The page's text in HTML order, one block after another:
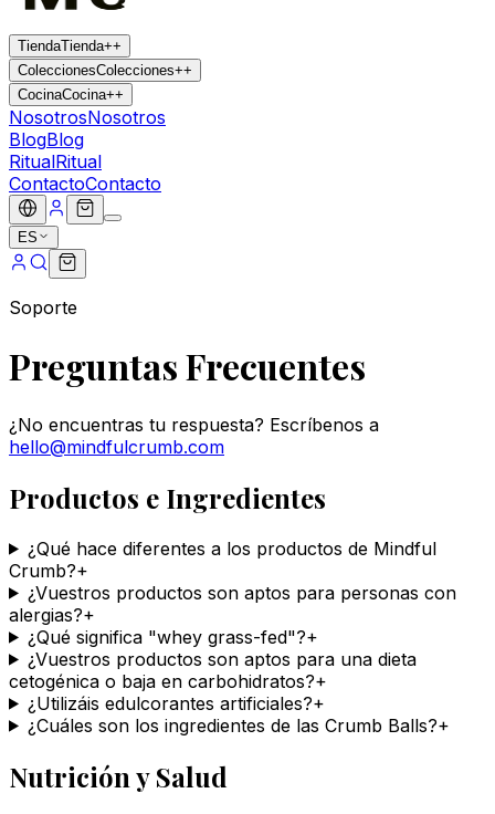
TiendaTienda++
ColeccionesColecciones++
CocinaCocina++
NosotrosNosotros
BlogBlog
RitualRitual
ContactoContacto
ES
Soporte
Preguntas Frecuentes
¿No encuentras tu respuesta? Escríbenos a
hello@mindfulcrumb.com
Productos e Ingredientes
¿Qué hace diferentes a los productos de Mindful
Crumb?+
¿Vuestros productos son aptos para personas con
alergias?+
¿Qué significa "whey grass-fed"?+
¿Vuestros productos son aptos para una dieta
cetogénica o baja en carbohidratos?+
¿Utilizáis edulcorantes artificiales?+
¿Cuáles son los ingredientes de las Crumb Balls?+
Nutrición y Salud